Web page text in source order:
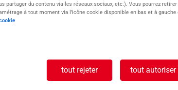
en couture
H/F?
à la création de produits
CDD
nos
offre
partager du contenu via les réseaux sociaux, etc.). Vous pourrez retirer
à tout moment via l’icône cookie disponible en bas et à gauche
tout rejeter tout autoriser